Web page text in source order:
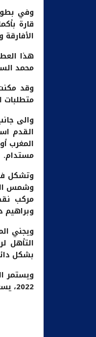
وفي
قارة
الأفارقة
هذا
محمد
وقد
متطلبات
والى
القدم
المغرب
مستدام.
وتشكل
وشمس
مركب
وبراهيم
ويجني
التأهل
بشكل
ويستمر
2022، يسعى “اسود الاطلس” في 2026 الى إثبات أن مكانتهم ضمن النخبة العالمية أصبحت واقعا ثابتا.